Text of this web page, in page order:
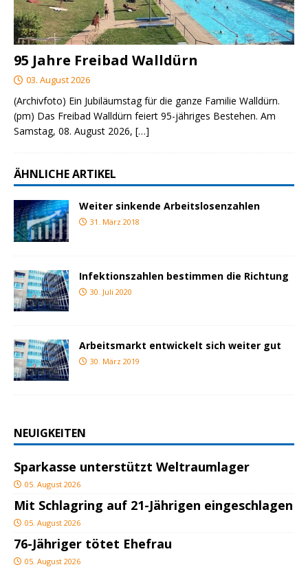
95 Jahre Freibad Walldürn
03. August 2026
(Archivfoto) Ein Jubiläumstag für die ganze Familie Walldürn.
(pm) Das Freibad Walldürn feiert 95-jähriges Bestehen. Am
Samstag, 08. August 2026, […]
ÄHNLICHE ARTIKEL
Weiter sinkende Arbeitslosenzahlen
31. März 2018
Infektionszahlen bestimmen die Richtung
30. Juli 2020
Arbeitsmarkt entwickelt sich weiter gut
30. März 2019
NEUIGKEITEN
Sparkasse unterstützt Weltraumlager
05. August 2026
Mit Schlagring auf 21-Jährigen eingeschlagen
05. August 2026
76-Jähriger tötet Ehefrau
05. August 2026